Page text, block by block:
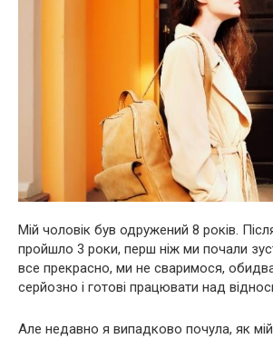
Мій чоловік був одружений 8 років.
пройшло 3 роки, перш ніж ми почали
все прекрасно, ми не сваримося,
серйозно і готові працювати над
Але недавно я випадково почула, як мій